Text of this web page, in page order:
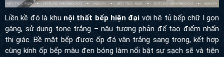
Liền kề đó là khunội thất bếp hiện đạivới hệ tủ bếp chữ I gọn
gàng, sử dụng tone trắng – nâu tương phản để tạo điểm nhấn thị
giác. Bề mặt bếp được ốp đá vân trắng sang trọng, kết hợp cùng
kính ốp bếp màu đen bóng làm nổi bật sự sạch sẽ và tiện nghi.